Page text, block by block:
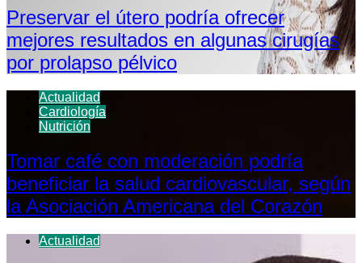
Preservar el útero podría ofrecer
mejores resultados en algunas cirugías
por prolapso pélvico
Actualidad
Cardiología
Nutrición
Tomar café con moderación podría
beneficiar la salud cardiovascular, según
la Asociación Americana del Corazón
Actualidad